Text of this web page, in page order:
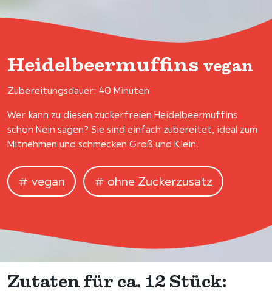
Heidelbeermuffins vegan
Zubereitungsdauer: 40 Minuten
Wer kann zu diesen zuckerfreien Heidelbeermuffins
schon Nein sagen? Sie sind einfach zubereitet, ideal zum
Mitnehmen und schmecken Groß und Klein.
vegan ohne Zuckerzusatz
Zutaten für ca. 12 Stück: